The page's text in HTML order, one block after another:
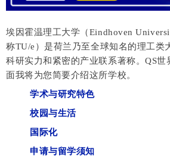
埃因霍温理工大学（Eindhoven
称TU/e）是荷兰乃至全球知名的理工类
科研实力和紧密的产业联系著称。QS世
面我将为您简要介绍这所学校。
学术与研究特色
校园与生活
国际化
申请与留学须知